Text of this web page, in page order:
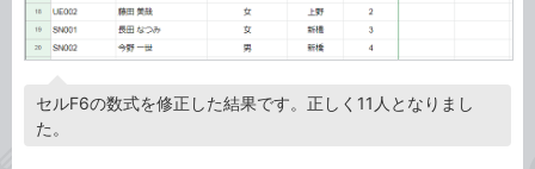
セルF6の数式を修正した結果です。正しく11人となりまし
た。